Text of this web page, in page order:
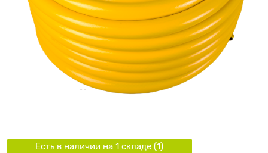
Есть в наличии на 1 складe (1)